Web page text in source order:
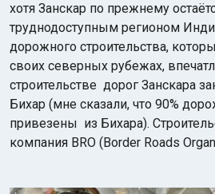
хотя Занскар по прежнему
труднодоступным регионом
дорожного строительства,
своих северных рубежах,
строительстве дорог Занскара
Бихар (мне сказали, что 90%
привезены из Бихара).
компания BRO (Border Roads